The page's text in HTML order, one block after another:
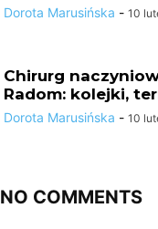
Dorota Marusińska - 10
Chirurg
Radom: kolejki,
Dorota Marusińska - 10
NO COMMENTS